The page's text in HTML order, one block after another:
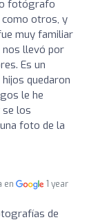
fotógrafo
otros, y
muy familiar
nos llevó por
Es un
quedaron
le he
se los
foto de la
en
1 year
de